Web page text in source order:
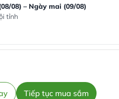
08) – Ngày mai (09/08)
tỉnh
Tiếp tục mua sắm